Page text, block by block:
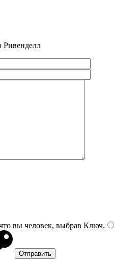
Ривенделл
вы человек, выбрав Ключ.